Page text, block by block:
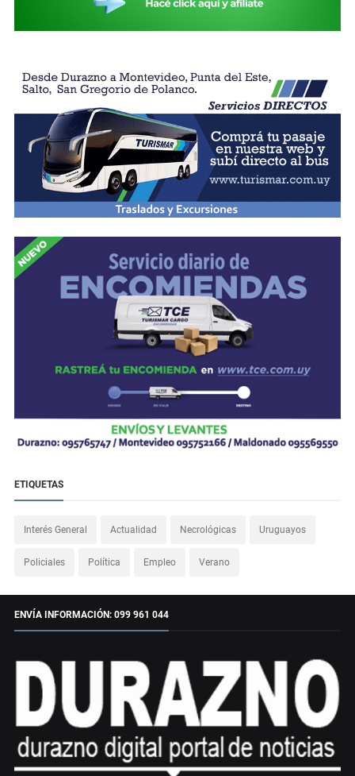
ETIQUETAS
Interés General Actualidad Necrológicas Uruguayos
Policiales Política Empleo Verano
ENVÍA INFORMACIÓN: 099 961 044